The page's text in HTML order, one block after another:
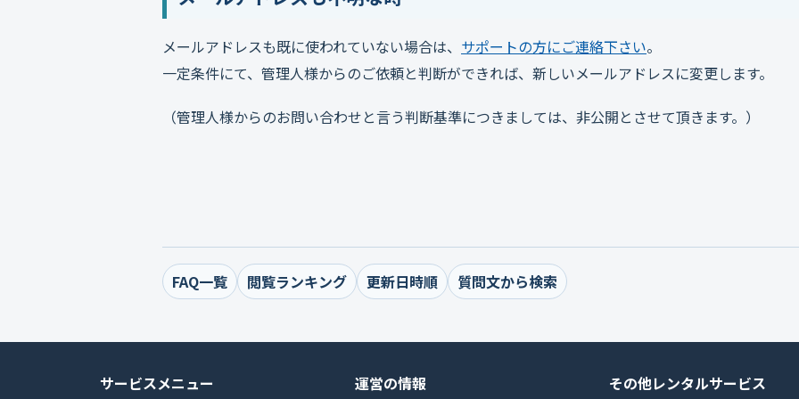
メールアドレスも既に使われていない場合は、 サポートの方にご連絡下さい。
一定条件にて、管理人様からのご依頼と判断ができれば、新しいメールアドレスに変更します。
（管理人様からのお問い合わせと言う判断基準につきましては、非公開とさせて頂きます。）
FAQ一覧 閲覧ランキング 更新日時順 質問文から検索
サービスメニュー 運営の情報 その他レンタルサービス